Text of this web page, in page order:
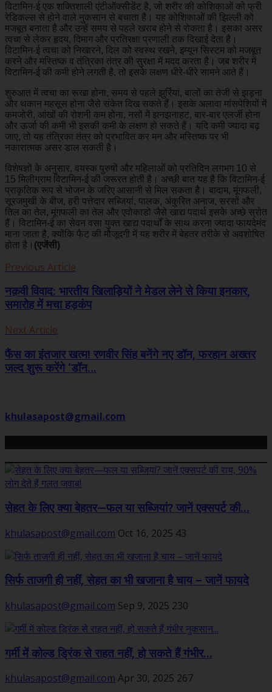
विटामिन-ई एक शक्तिशाली एंटीऑक्सीडेंट है, जो शरीर की कोशिकाओं को फ्री
रेडिकल्स से होने वाले नुकसान से बचाता है। यह कोशिकाओं की झिल्ली को
मजबूत बनाता है और उन्हें समय से पहले खराब होने से रोकता है। इसका असर
त्वचा से लेकर हृदय, दिमाग और प्रतिरक्षा प्रणाली तक दिखाई देता है।
विटामिन-ई त्वचा को निखारने, दिल को स्वस्थ रखने, इम्यून सिस्टम को मजबूत
करने और मस्तिष्क व तंत्रिका तंत्र की सुरक्षा में मदद करता है। जब शरीर में
विटामिन-ई की कमी होने लगती है, तो इसके लक्षण धीरे-धीरे सामने आते हैं।
शुरुआत में त्वचा का रूखा होना, समय से पहले झुर्रियां, बालों का तेजी से झड़ना
और थकान महसूस होना जैसे संकेत दिख सकते हैं। इसके अलावा मांसपेशियों में
कमजोरी, आंखों की रोशनी कम होना, नसों में झनझनाहट, बार-बार एलर्जी होना
और ऊर्जा की कमी भी इसकी कमी के लक्षण हो सकते हैं। यदि कमी ज्यादा बढ़
जाए, तो यह तंत्रिका तंत्र को प्रभावित कर मन और मस्तिष्क पर भी
नकारात्मक असर डाल सकती है।
विशेषज्ञों के अनुसार, वयस्क पुरुषों और महिलाओं को प्रतिदिन लगभग 10 से
15 मिलीग्राम विटामिन-ई की जरूरत होती है। अच्छी बात यह है कि विटामिन-ई
प्राकृतिक रूप से भोजन के जरिए आसानी से मिल सकता है। बादाम, मूंगफली,
सूरजमुखी के बीज, हरी पत्तेदार सब्जियां, पालक, अंकुरित अनाज, सरसों और
तिल का तेल, मूंगफली का तेल और एवोकाडो जैसे खाद्य पदार्थ इसके अच्छे स्रोत
हैं। विटामिन-ई का सेवन वसा युक्त खाद्य पदार्थों के साथ करना ज्यादा फायदेमंद
माना जाता है, क्योंकि फैट की मौजूदगी में यह शरीर में बेहतर तरीके से अवशोषित
होता है। (एजेंसी)
Previous Article
नक़वी विवाद: भारतीय खिलाड़ियों ने मेडल लेने से किया इनकार,
समारोह में मचा हड़कंप
Next Article
फैंस का इंतजार खत्म! रणवीर सिंह बनेंगे नए डॉन, फरहान अख्तर
जल्द शुरू करेंगे ‘डॉन...
khulasapost@gmail.com
सेहत के लिए क्या बेहतर—फल या सब्जियां? जानें एक्सपर्ट की...
khulasapost@gmail.com Oct 16, 2025 43
सिर्फ ताजगी ही नहीं, सेहत का भी खजाना है चाय – जानें फायदे
khulasapost@gmail.com Sep 9, 2025 230
गर्मी में कोल्ड ड्रिंक से राहत नहीं, हो सकते हैं गंभीर...
khulasapost@gmail.com Apr 30, 2025 267